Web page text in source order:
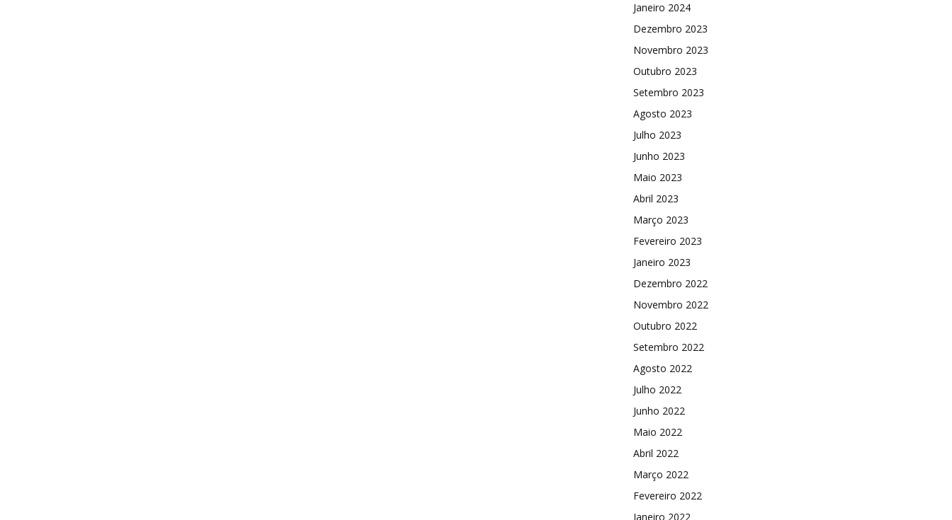
Janeiro 2024
Dezembro 2023
Novembro 2023
Outubro 2023
Setembro 2023
Agosto 2023
Julho 2023
Junho 2023
Maio 2023
Abril 2023
Março 2023
Fevereiro 2023
Janeiro 2023
Dezembro 2022
Novembro 2022
Outubro 2022
Setembro 2022
Agosto 2022
Julho 2022
Junho 2022
Maio 2022
Abril 2022
Março 2022
Fevereiro 2022
Janeiro 2022